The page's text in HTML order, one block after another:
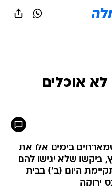
אוכלים
בימים אלו את
ביקשו שלא יגישו להם
היום (ב') בבית
ירוקה